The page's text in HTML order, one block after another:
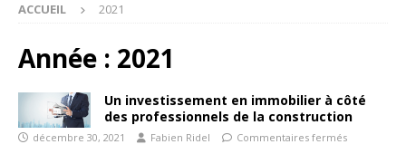
ACCUEIL 2021
Année : 2021
Un investissement en immobilier à côté
des professionnels de la construction
décembre 30, 2021 Fabien Ridel Commentaires fermés